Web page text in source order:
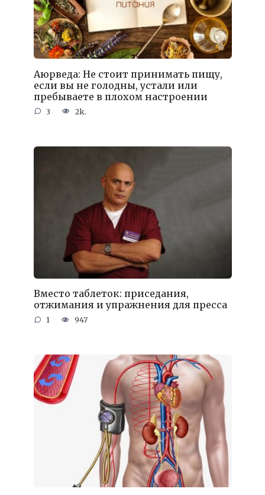
Аюрведа: Не стоит принимать пищу,
если вы не голодны, устали или
пребываете в плохом настроении
3 2k.
Вместо таблеток: приседания,
отжимания и упражнения для пресса
1 947